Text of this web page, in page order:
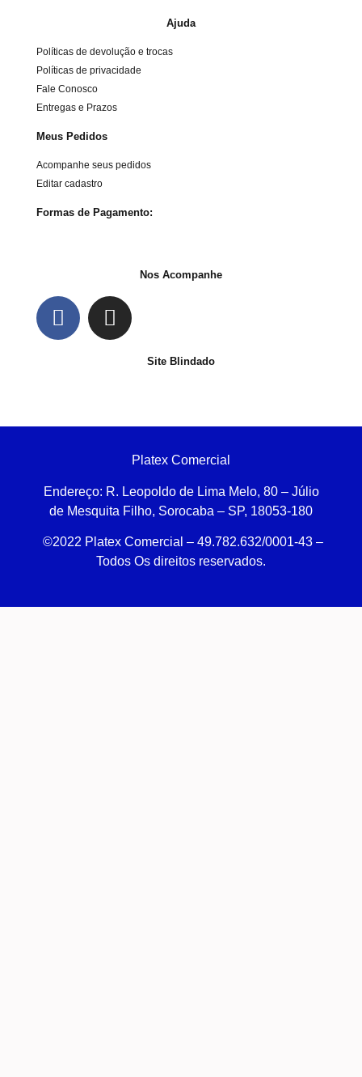
Ajuda
Políticas de devolução e trocas
Políticas de privacidade
Fale Conosco
Entregas e Prazos
Meus Pedidos
Acompanhe seus pedidos
Editar cadastro
Formas de Pagamento:
Nos Acompanhe
Site Blindado
Platex Comercial
Endereço: R. Leopoldo de Lima Melo, 80 – Júlio
de Mesquita Filho, Sorocaba – SP, 18053-180
©2022 Platex Comercial – 49.782.632/0001-43 –
Todos Os direitos reservados.